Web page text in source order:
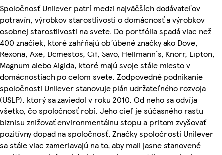
Spoločnosť Unilever patrí medzi najväčších dodávateľov
potravín, výrobkov starostlivosti o domácnosť a výrobkov
osobnej starostlivosti na svete. Do portfólia spadá viac než
400 značiek, ktoré zahŕňajú obľúbené značky ako Dove,
Rexona, Axe, Domestos, Cif, Savo, Hellmann´s, Knorr, Lipton,
Magnum alebo Algida, ktoré majú svoje stále miesto v
domácnostiach po celom svete. Zodpovedné podnikanie
spoločnosti Unilever stanovuje plán udržateľného rozvoja
(USLP), ktorý sa zaviedol v roku 2010. Od neho sa odvíja
všetko, čo spoločnosť robí. Jeho cieľ je súčasného rastu
biznisu znižovať environmentálnu stopu a pritom zvyšovať
pozitívny dopad na spoločnosť. Značky spoločnosti Unilever
sa stále viac zameriavajú na to, aby mali jasne stanovené